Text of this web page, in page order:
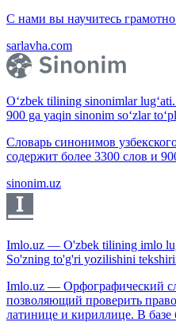
С нами вы научитесь
sarlavha.com
O‘zbek tilining sinonimlar
900 ga yaqin sinonim so‘zlar
Словарь синонимов
содержит более 3300 слов и
sinonim.uz
Imlo.uz — O'zbek tilining imlo
So'zning to'g'ri yozilishini
Imlo.uz — Орфографический
позволяющий проверить
латинице и кириллице. В базе